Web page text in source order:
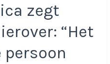
zegt
“Het
persoon